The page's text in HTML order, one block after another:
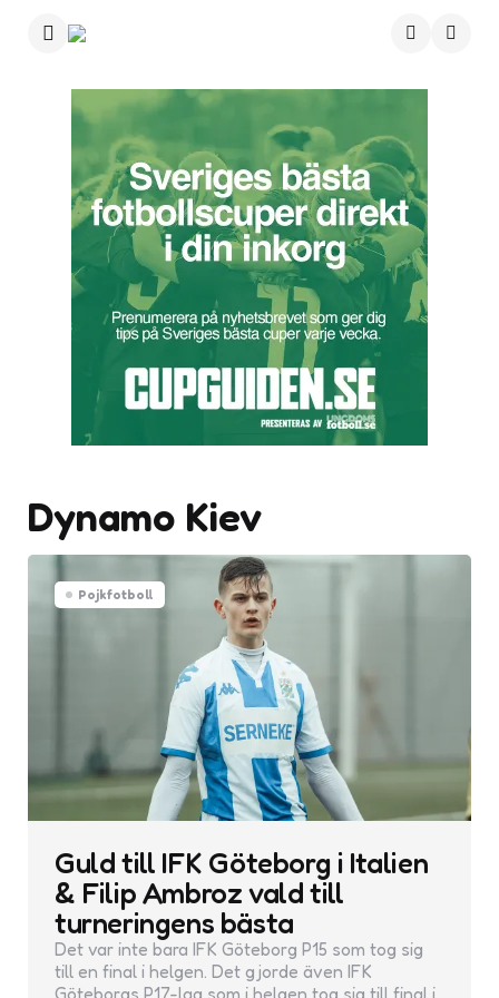
Dynamo Kiev
Pojkfotboll
Guld till IFK Göteborg i Italien
& Filip Ambroz vald till
turneringens bästa
Det var inte bara IFK Göteborg P15 som tog sig
till en final i helgen. Det gjorde även IFK